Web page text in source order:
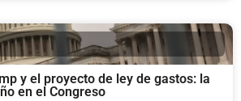
y el proyecto de ley de gastos: la
en el Congreso